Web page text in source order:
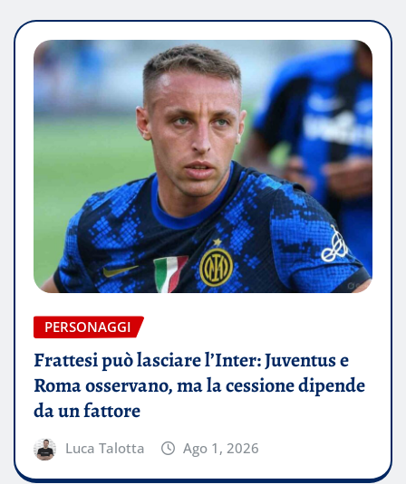
PERSONAGGI
Frattesi può lasciare l’Inter: Juventus e
Roma osservano, ma la cessione dipende
da un fattore
Luca Talotta Ago 1, 2026